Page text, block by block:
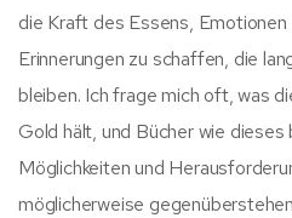
die Kraft des Essens, Emotionen
Erinnerungen zu schaffen, die
bleiben. Ich frage mich oft, was
Gold hält, und Bücher wie
Möglichkeiten und
möglicherweise